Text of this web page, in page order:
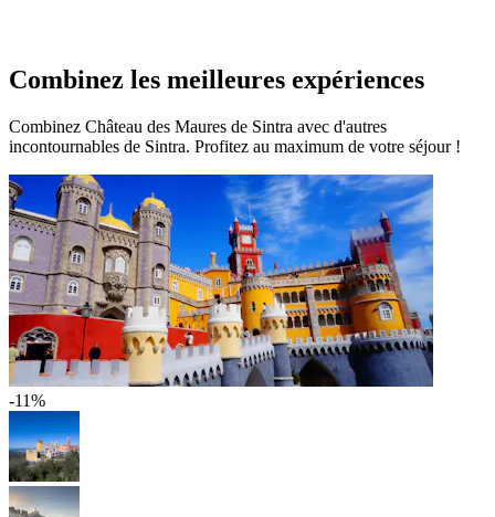
Combinez les meilleures expériences
Combinez Château des Maures de Sintra avec d'autres
incontournables de Sintra. Profitez au maximum de votre séjour !
-11%